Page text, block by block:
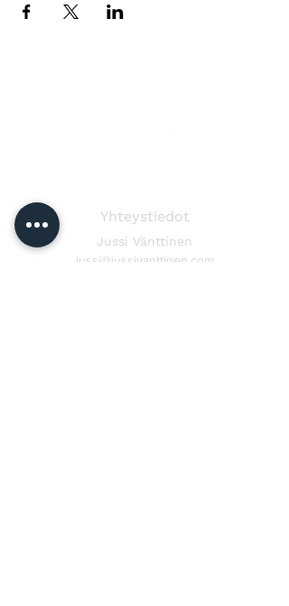
Yhteystiedot
Jussi Vänttinen
jussi@jussivanttinen.com